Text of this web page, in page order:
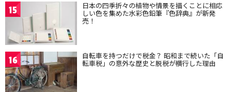
15 日本の四季折々の植物や情景を描くことに相応
しい色を集めた水彩色鉛筆『色辞典』が新発
売！
16 自転車を持つだけで税金？ 昭和まで続いた「自
転車税」の意外な歴史と脱税が横行した理由